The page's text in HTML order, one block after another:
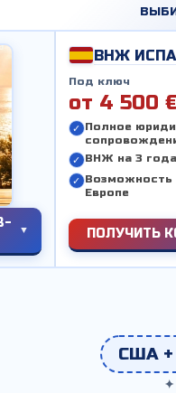
ВНЖ
Под ключ
от 4 500
Полное
ВНЖ на 3 года
Возможность
Европе
ПОЛУЧИТЬ
США +
✦